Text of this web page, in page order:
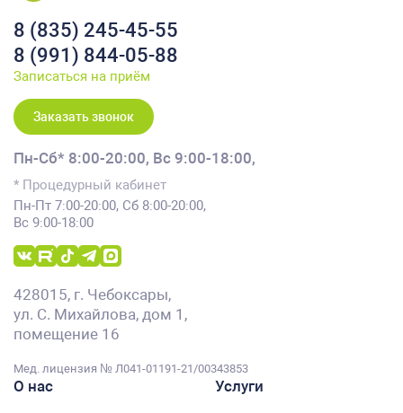
8 (835) 245-45-55
8 (991) 844-05-88
Записаться на приём
Заказать звонок
Пн-Сб* 8:00-20:00, Вс 9:00-18:00,
* Процедурный кабинет
Пн-Пт 7:00-20:00, Сб 8:00-20:00,
Вс 9:00-18:00
428015, г. Чебоксары,
ул. С. Михайлова, дом 1,
помещение 16
Мед. лицензия № Л041-01191-21/00343853
О нас Услуги